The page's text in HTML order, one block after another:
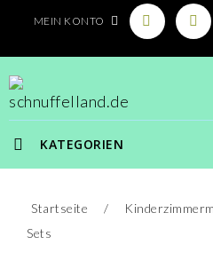
MEIN KONTO
KATEGORIEN
Startseite
Sets